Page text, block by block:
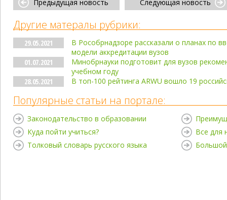
Предыдущая новость Следующая новость
Другие матералы рубрики:
29.05.2021
В Рособрнадзоре рассказали о планах по
модели аккредитации вузов
01.07.2021
Минобрнауки подготовит для вузов
учебном году
28.05.2021
В топ-100 рейтинга ARWU вошло 19
Популярные статьи на портале:
Законодательство в образовании
Куда пойти учиться?
Толковый словарь русского языка
Все для
Большой